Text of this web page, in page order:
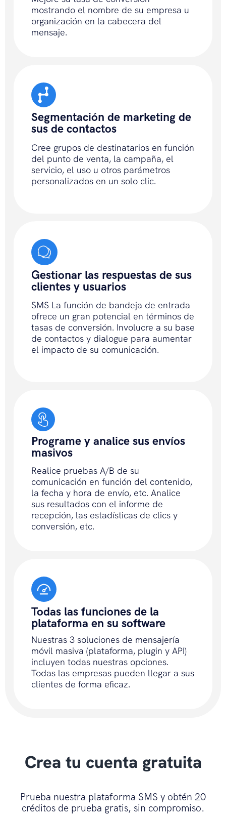
mostrando el nombre de su empresa u
organización en la cabecera del
mensaje.
Segmentación de marketing de
sus de contactos
Cree grupos de destinatarios en función
del punto de venta, la campaña, el
servicio, el uso u otros parámetros
personalizados en un solo clic.
Gestionar las respuestas de sus
clientes y usuarios
SMS La función de bandeja de entrada
ofrece un gran potencial en términos de
tasas de conversión. Involucre a su base
de contactos y dialogue para aumentar
el impacto de su comunicación.
Programe y analice sus envíos
masivos
Realice pruebas A/B de su
comunicación en función del contenido,
la fecha y hora de envío, etc. Analice
sus resultados con el informe de
recepción, las estadísticas de clics y
conversión, etc.
Todas las funciones de la
plataforma en su software
Nuestras 3 soluciones de mensajería
móvil masiva (plataforma, plugin y API)
incluyen todas nuestras opciones.
Todas las empresas pueden llegar a sus
clientes de forma eficaz.
Crea tu cuenta gratuita
Prueba nuestra plataforma SMS y obtén 20
créditos de prueba gratis, sin compromiso.